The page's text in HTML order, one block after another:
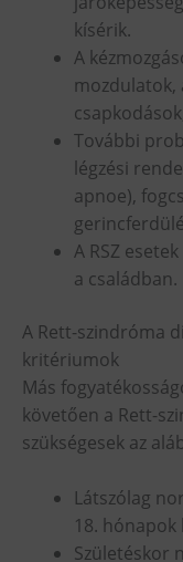
kísérik.
A
mozdulatok,
További
légzési
apnoe),
A RSZ
a családban.
A Rett-szindróma
kritériumok
Más
követően a Rett-
szükségesek az
Látszólag
18. hónapok
Születéskor